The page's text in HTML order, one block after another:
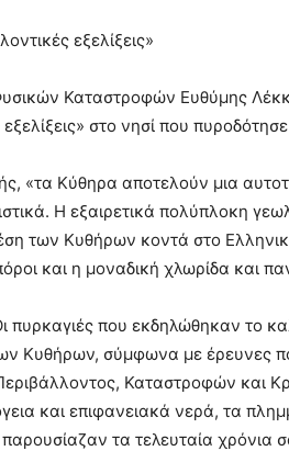
εξελίξεις»
Καταστροφών Ευθύμης
εξελίξεις» στο νησί που
«τα Κύθηρα αποτελούν μια
Η εξαιρετικά πολύπλοκη
των Κυθήρων κοντά στο
και η μοναδική χλωρίδα και
πυρκαγιές που εκδηλώθηκαν το
Κυθήρων, σύμφωνα με
Καταστροφών και
και επιφανειακά νερά, τα
τα τελευταία